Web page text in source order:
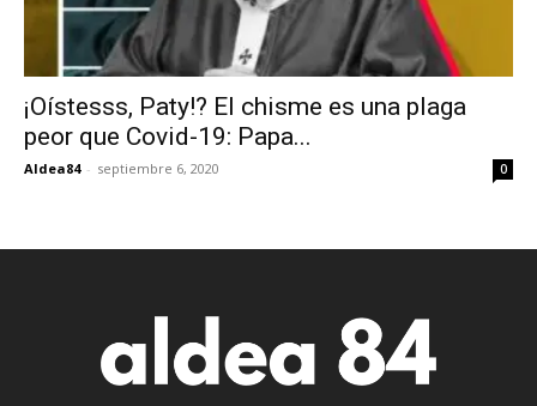
¡Oístesss, Paty!? El chisme es una plaga
peor que Covid-19: Papa...
Aldea84 - septiembre 6, 2020 0